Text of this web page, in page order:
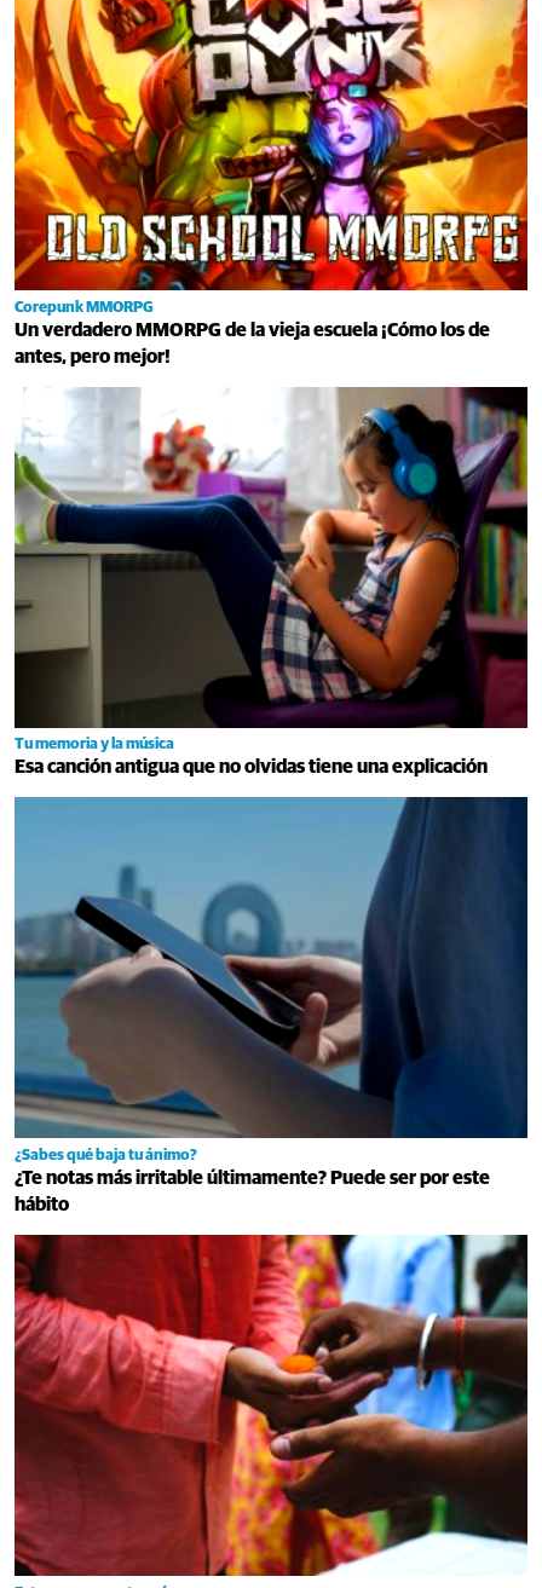
Corepunk MMORPG
Un verdadero MMORPG de la vieja escuela ¡Cómo los de
antes, pero mejor!
Tu memoria y la música
Esa canción antigua que no olvidas tiene una explicación
¿Sabes qué baja tu ánimo?
¿Te notas más irritable últimamente? Puede ser por este
hábito